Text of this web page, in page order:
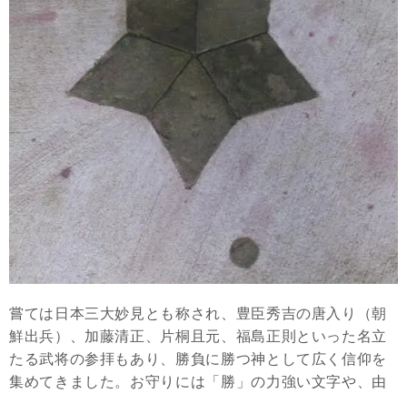
嘗ては日本三大妙見とも称され、豊臣秀吉の唐入り（朝
鮮出兵）、加藤清正、片桐且元、福島正則といった名立
たる武将の参拝もあり、勝負に勝つ神として広く信仰を
集めてきました。お守りには「勝」の力強い文字や、由